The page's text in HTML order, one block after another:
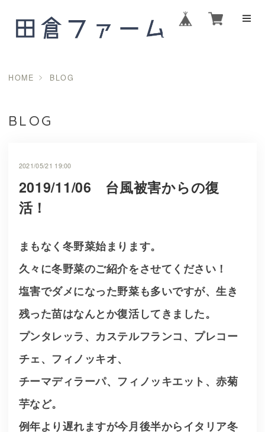
HOME BLOG
BLOG
2019/11/06 台風被害からの復
活！
2021/05/21 19:00
まもなく冬野菜始まります。
久々に冬野菜のご紹介をさせてください！
塩害でダメになった野菜も多いですが、生き
残った苗はなんとか復活してきました。
プンタレッラ、カステルフランコ、プレコー
チェ、フィノッキオ、
チーマディラーパ、フィノッキエット、赤菊
芋など。
例年より遅れますが今月後半からイタリア冬